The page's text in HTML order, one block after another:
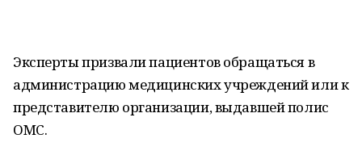
Эксперты призвали пациентов обращаться в
администрацию медицинских учреждений или к
представителю организации, выдавшей полис
ОМС.